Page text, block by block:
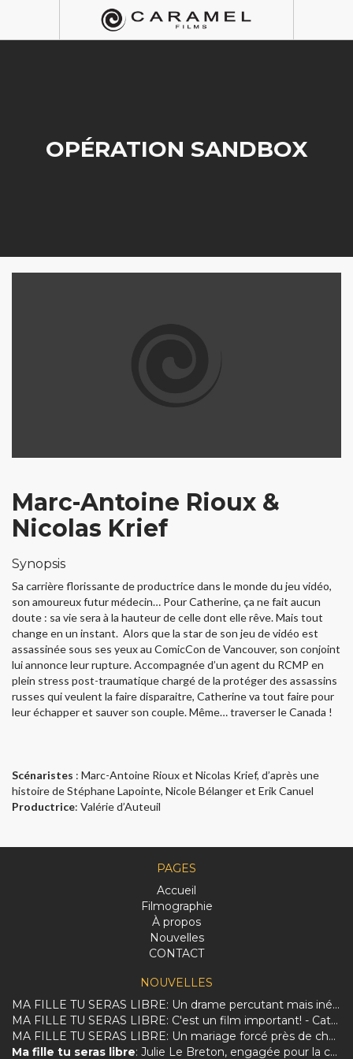
OPÉRATION SANDBOX
Marc-Antoine Rioux &
Nicolas Krief
Synopsis
Sa carrière florissante de productrice dans le monde du jeu vidéo,
son amoureux futur médecin… Pour Catherine, ça ne fait aucun
doute : sa vie sera à la hauteur de celle dont elle rêve. Mais tout
change en un instant. Alors que la star de son jeu de vidéo est
assassinée sous ses yeux au ComicCon de Vancouver, son conjoint
lui annonce leur rupture. Accompagnée d’un agent du RCMP en
plein stress post-traumatique chargé de la protéger des assassins
russes qui veulent la faire disparaitre, Catherine va tout faire pour
leur échapper et sauver son couple. Même… traverser le Canada !
Scénaristes : Marc-Antoine Rioux et Nicolas Krief, d’après une
histoire de Stéphane Lapointe, Nicole Bélanger et Erik Canuel
Productrice: Valérie d’Auteuil
PAGES
Accueil
Filmographie
À propos
Nouvelles
CONTACT
NOUVELLES
MA FILLE TU SERAS LIBRE: Un drame percutant mais inégal sur la dure réalité des femmes afghanes.
MA FILLE TU SERAS LIBRE: C'est un film important! - Catherine Perrin
MA FILLE TU SERAS LIBRE: Un mariage forcé près de chez vous
Ma fille tu seras libre: Julie Le Breton, engagée pour la culture et les femmes